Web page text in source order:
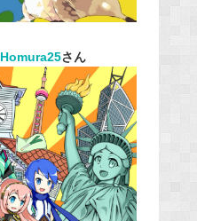
Homura25さん